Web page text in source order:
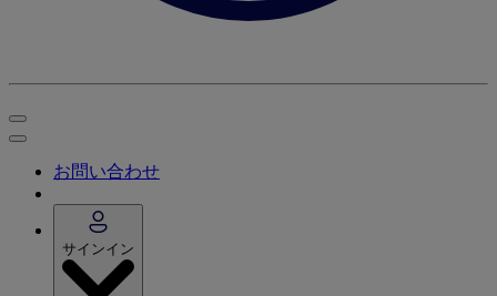
お問い合わせ
サインイン